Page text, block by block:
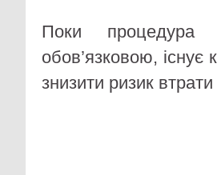
Поки процедура
обов’язковою, існує
знизити ризик втрати